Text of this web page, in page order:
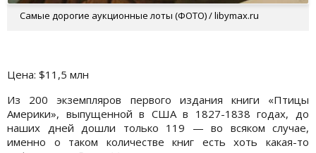
Самые дорогие аукционные лоты (ФОТО) / libymax.ru
Цена: $11,5 млн
Из 200 экземпляров первого издания книги «Птицы
Америки», выпущенной в США в 1827-1838 годах, до
наших дней дошли только 119 — во всяком случае,
именно о таком количестве книг есть хоть какая-то